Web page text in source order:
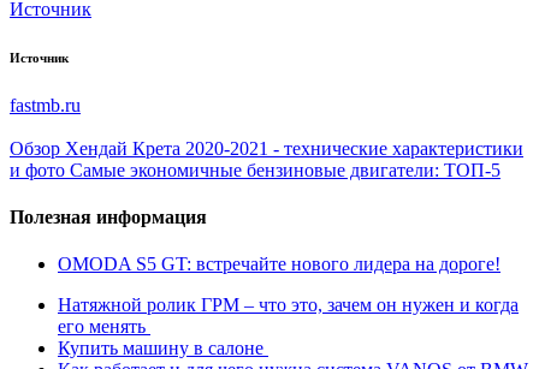
Источник
Источник
fastmb.ru
Обзор Хендай Крета 2020-2021 - технические характеристики
и фото Самые экономичные бензиновые двигатели: ТОП-5
Полезная информация
OMODA S5 GT: встречайте нового лидера на дороге!
Натяжной ролик ГРМ – что это, зачем он нужен и когда
его менять
Купить машину в салоне